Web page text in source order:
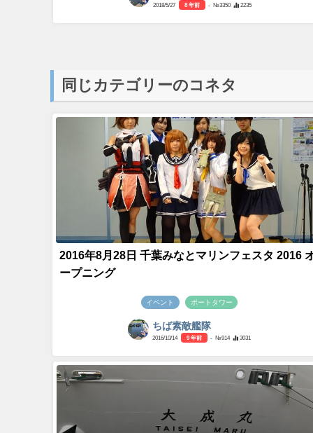
2018/5/27 8 年前 - №3350 2235
同じカテゴリーのコネタ
2016年8月28日 千葉みなとマリンフェスタ 2016
ープニング
イベント ポートタワー
ちば素敵艦隊
2016/10/14 9 年前 - №914 3031